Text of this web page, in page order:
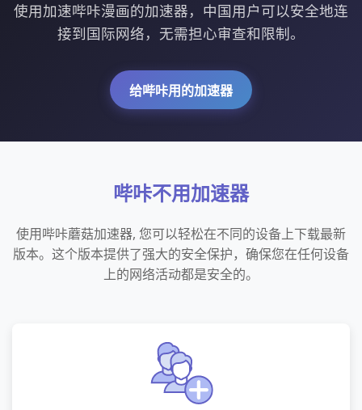
使用加速哔咔漫画的加速器，中国用户可以安全地连
接到国际网络，无需担心审查和限制。
给哔咔用的加速器
哔咔不用加速器
使用哔咔蘑菇加速器, 您可以轻松在不同的设备上下载最新
版本。这个版本提供了强大的安全保护，确保您在任何设备
上的网络活动都是安全的。